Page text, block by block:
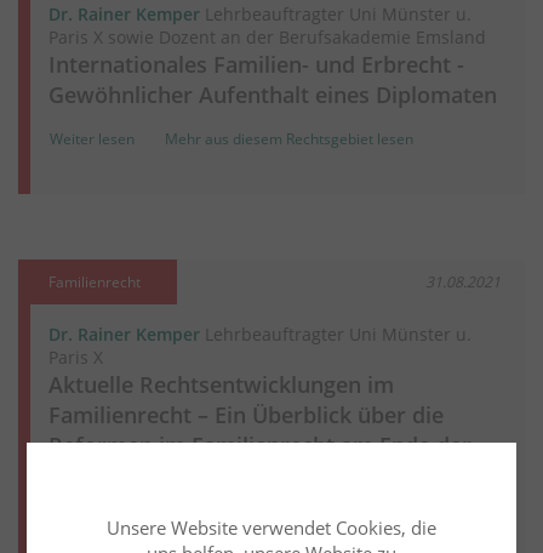
Dr. Rainer Kemper Lehrbeauftragter Uni Münster u.
Paris X sowie Dozent an der Berufsakademie Emsland
Internationales Familien- und Erbrecht -
Gewöhnlicher Aufenthalt eines Diplomaten
Weiter lesen Mehr aus diesem Rechtsgebiet lesen
Familienrecht 31.08.2021
Dr. Rainer Kemper Lehrbeauftragter Uni Münster u.
Paris X
Aktuelle Rechtsentwicklungen im
Familienrecht – Ein Überblick über die
Reformen im Familienrecht am Ende der
Weiter lesen Mehr aus diesem Rechtsgebiet lesen
Unsere Website verwendet Cookies, die